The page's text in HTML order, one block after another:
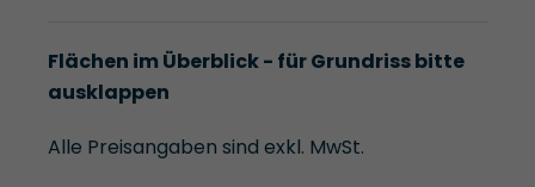
Flächen im Überblick - für Grundriss bitte
ausklappen
Alle Preisangaben sind exkl. MwSt.